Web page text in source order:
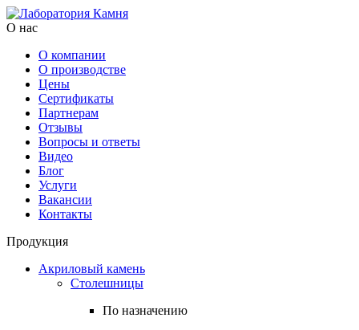
О нас
О компании
О производстве
Цены
Cертификаты
Партнерам
Отзывы
Вопросы и ответы
Видео
Блог
Услуги
Вакансии
Контакты
Продукция
Акриловый камень
Столешницы
По назначению